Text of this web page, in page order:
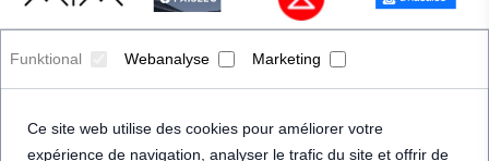
Funktional Webanalyse Marketing
Ce site web utilise des cookies pour améliorer votre
expérience de navigation, analyser le trafic du site et offrir de